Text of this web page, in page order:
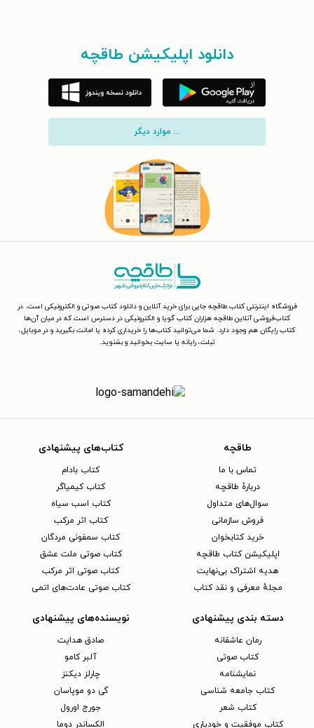
دانلود اپلیکیشن طاقچه
... موارد دیگر
فروشگاه اینترنتی کتاب طاقچه جایی برای خرید آنلاین و دانلود کتاب صوتی و الکترونیکی است. در
کتاب‌فروشی آنلاین طاقچه هزاران کتاب گویا و الکترونیکی در دسترس است که در میان آن‌ها
کتاب رایگان هم وجود دارد. شما می‌توانید کتاب‌ها را خریداری کرده یا امانت بگیرید و در موبایل،
تبلت، رایانه یا سایت بخوانید و بشنوید.
طاقچه
تماس با ما
دربارهٔ طاقچه
سوال‌های متداول
فروش سازمانی
خرید کتابخوان
اپلیکیشن کتاب طاقچه
هدیه اشتراک بی‌نهایت
مجلهٔ معرفی و نقد کتاب
کتاب‌های پیشنهادی
کتاب بادام
کتاب کیمیاگر
کتاب اسب سیاه
کتاب اثر مرکب
کتاب سمفونی مردگان
کتاب صوتی ملت عشق
کتاب صوتی اثر مرکب
کتاب صوتی عادت‌های اتمی
دسته بندی پیشنهادی
رمان عاشقانه
کتاب‌ صوتی
نمایشنامه
کتاب جامعه شناسی
کتاب شعر
کتاب موفقیت و خودیاری
نویسنده‌های پیشنهادی
صادق هدایت
آلبر کامو
چارلز دیکنز
گی دو موپاسان
جورج اورول
الکساندر دوما